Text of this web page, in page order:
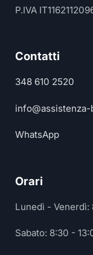
P.IVA
Contatti
348 610 2520
WhatsApp
Orari
Lunedì - Venerdì:
Sabato: 8:30 -